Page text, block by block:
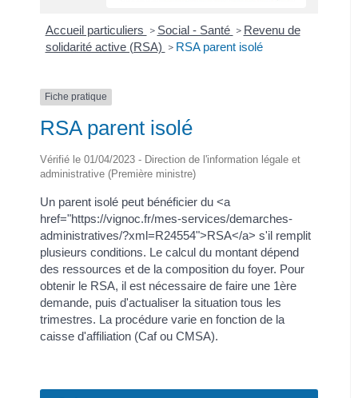
Accueil particuliers > Social - Santé > Revenu de
solidarité active (RSA) > RSA parent isolé
Fiche pratique
RSA parent isolé
Vérifié le 01/04/2023 - Direction de l'information légale et
administrative (Première ministre)
Un parent isolé peut bénéficier du <a
href="https://vignoc.fr/mes-services/demarches-
administratives/?xml=R24554">RSA</a> s'il remplit
plusieurs conditions. Le calcul du montant dépend
des ressources et de la composition du foyer. Pour
obtenir le RSA, il est nécessaire de faire une 1ère
demande, puis d'actualiser la situation tous les
trimestres. La procédure varie en fonction de la
caisse d'affiliation (Caf ou CMSA).